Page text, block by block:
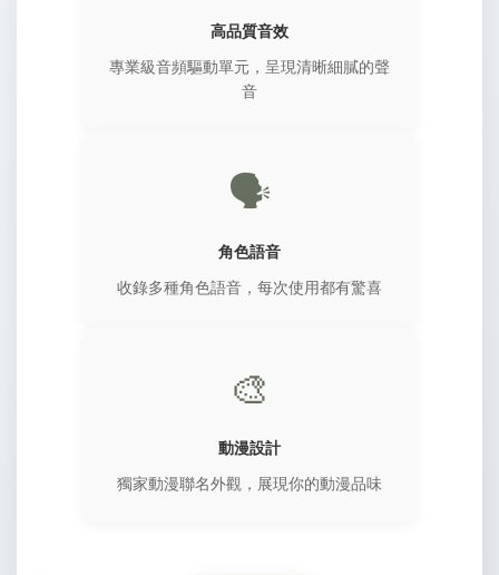
高品質音效
專業級音頻驅動單元，呈現清晰細膩的聲
音
🗣️
角色語音
收錄多種角色語音，每次使用都有驚喜
🎨
動漫設計
獨家動漫聯名外觀，展現你的動漫品味